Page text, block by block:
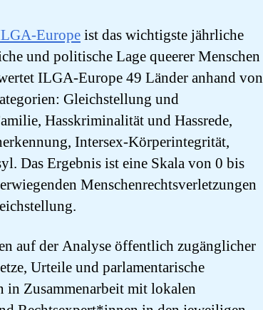
Europeist das wichtigste jährliche
und politische Lage queerer Menschen
ILGA-Europe 49 Länder anhand von
Gleichstellung und
Hasskriminalität und Hassrede,
Intersex-Körperintegrität,
Das Ergebnis ist eine Skala von 0 bis
Menschenrechtsverletzungen
auf der Analyse öffentlich zugänglicher
Urteile und parlamentarische
Zusammenarbeit mit lokalen